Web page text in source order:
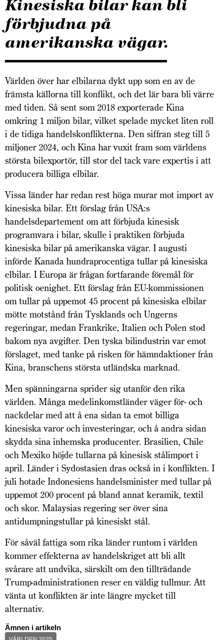
Kinesiska bilar kan bli
förbjudna på
amerikanska vägar.
Världen över har elbilarna dykt upp som en av de
främsta källorna till konflikt, och det lär bara bli värre
med tiden. Så sent som 2018 exporterade Kina
omkring 1 miljon bilar, vilket spelade mycket liten roll
i de tidiga handelskonflikterna. Den siffran steg till 5
miljoner 2024, och Kina har vuxit fram som världens
största bilexportör, till stor del tack vare expertis i att
producera billiga elbilar.
Vissa länder har redan rest höga murar mot import av
kinesiska bilar. Ett förslag från USA:s
handelsdepartement om att förbjuda kinesisk
programvara i bilar, skulle i praktiken förbjuda
kinesiska bilar på amerikanska vägar. I augusti
införde Kanada hundraprocentiga tullar på kinesiska
elbilar. I Europa är frågan fortfarande föremål för
politisk oenighet. Ett förslag från EU-kommissionen
om tullar på uppemot 45 procent på kinesiska elbilar
mötte motstånd från Tysklands och Ungerns
regeringar, medan Frankrike, Italien och Polen stod
bakom nya avgifter. Den tyska bilindustrin var emot
förslaget, med tanke på risken för hämndaktioner från
Kina, branschens största utländska marknad.
Men spänningarna sprider sig utanför den rika
världen. Många medelinkomstländer väger för- och
nackdelar med att å ena sidan ta emot billiga
kinesiska varor och investeringar, och å andra sidan
skydda sina inhemska producenter. Brasilien, Chile
och Mexiko höjde tullarna på kinesisk stålimport i
april. Länder i Sydostasien dras också in i konflikten. I
juli hotade Indonesiens handelsminister med tullar på
uppemot 200 procent på bland annat keramik, textil
och skor. Malaysias regering ser över sina
antidumpningstullar på kinesiskt stål.
För såväl fattiga som rika länder runtom i världen
kommer effekterna av handelskriget att bli allt
svårare att undvika, särskilt om den tillträdande
Trump-administrationen reser en väldig tullmur. Att
vänta ut konflikten är inte längre mycket till
alternativ.
Ämnen i artikeln